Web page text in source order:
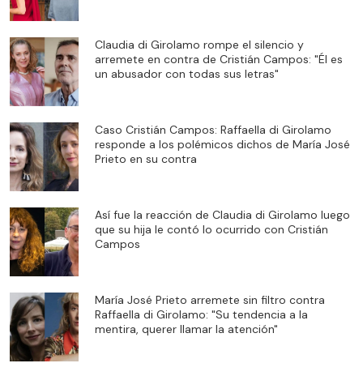
Claudia di Girolamo rompe el silencio y
arremete en contra de Cristián Campos: "Él es
un abusador con todas sus letras"
Caso Cristián Campos: Raffaella di Girolamo
responde a los polémicos dichos de María José
Prieto en su contra
Así fue la reacción de Claudia di Girolamo luego
que su hija le contó lo ocurrido con Cristián
Campos
María José Prieto arremete sin filtro contra
Raffaella di Girolamo: "Su tendencia a la
mentira, querer llamar la atención"